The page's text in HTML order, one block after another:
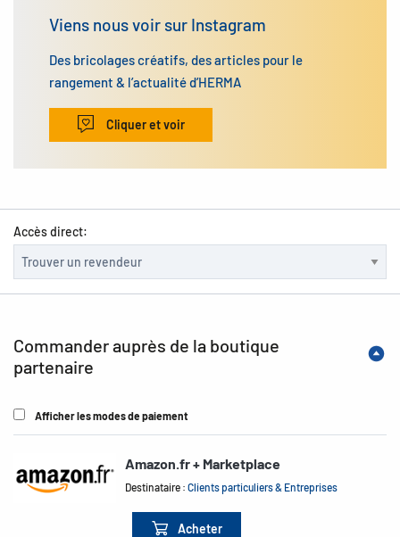
Viens nous voir sur Instagram
Des bricolages créatifs, des articles pour le
rangement & l’actualité d’HERMA
Cliquer et voir
Accès direct:
Commander auprès de la boutique
partenaire
Afficher les modes de paiement
Amazon.fr + Marketplace
Destinataire :Clients particuliers & Entreprises
Acheter